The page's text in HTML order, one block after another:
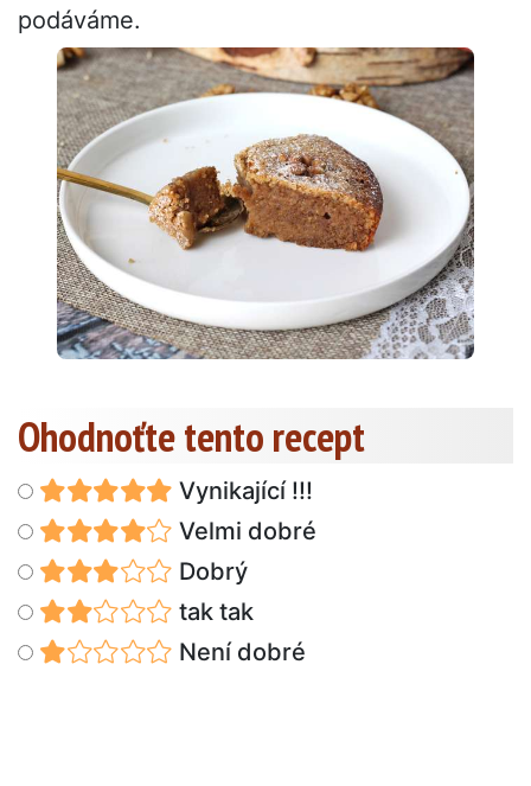
podáváme.
Ohodnoťte tento recept
Vynikající !!!
Velmi dobré
Dobrý
tak tak
Není dobré